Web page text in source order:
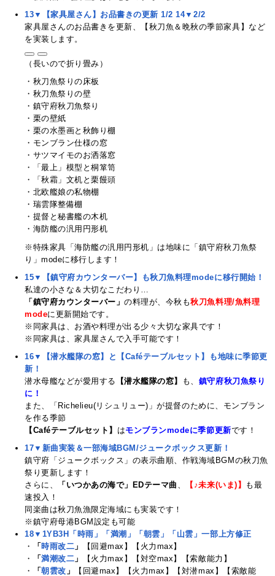
13▼【家具屋さん】お品書きの更新 1/2 14▼2/2
家具屋さんのお品書きを更新、【秋刀魚＆晩秋の季節家具】など
を実装します。
（長いので折り畳み）
・秋刀魚祭りの床板
・秋刀魚祭りの壁
・鎮守府秋刀魚祭り
・栗の壁紙
・栗の水墨画と秋飾り棚
・モンブラン仕様の窓
・サツマイモのお洒落窓
・「最上」模型と桐箪笥
・「秋霜」文机と栗饅頭
・北欧艦娘の私物棚
・瑞雲隊整備棚
・提督と秘書艦の木机
・海防艦の汎用円形机
※特殊家具「海防艦の汎用円形机」は地味に「鎮守府秋刀魚祭
り」modeに移行します！
15▼【鎮守府カウンターバー】も秋刀魚料理modeに移行開始！
私達の小さな＆大切なこだわり…
「鎮守府カウンターバー」の料理が、今秋も秋刀魚料理/魚料理
modeに更新開始です。
※同家具は、お酒や料理が出る少々大切な家具です！
※同家具は、家具屋さんで入手可能です！
16▼【潜水艦隊の窓】と【Caféテーブルセット】も地味に季節更
新！
潜水母艦などが愛用する
【潜水艦隊の窓】 も、 鎮守府秋刀魚祭り
に！
また、「Richelieu(リシュリュー)」が提督のために、モンブラン
を作る季節
【Caféテーブルセット】 はモンブランmodeに季節更新です！
17▼新曲実装＆一部海域BGM/ジュークボックス更新！
鎮守府「ジュークボックス」の表示曲順、作戦海域BGMの秋刀魚
祭り更新します！
さらに、
「いつかあの海で」EDテーマ曲 【♪未来(いま)】
も最
速投入！
同楽曲は秋刀魚漁限定海域にも実装です！
※鎮守府母港BGM設定も可能
18▼1YB3H「時雨」「満潮」「朝雲」「山雲」一部上方修正
・
「 時雨改二 」
【回避max】【火力max】
・
「満潮改二 」
【火力max】【対空max】【索敵能力】
・
「朝雲改 」
【回避max】【火力max】【対潜max】【索敵能